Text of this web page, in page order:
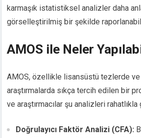
karmaşık istatistiksel analizler daha
görselleştirilmiş bir şekilde
AMOS ile Neler
AMOS, özellikle lisansüstü tezlerde
araştırmalarda sıkça tercih edilen bir
ve araştırmacılar şu analizleri
Doğrulayıcı Faktör Analizi (CFA):